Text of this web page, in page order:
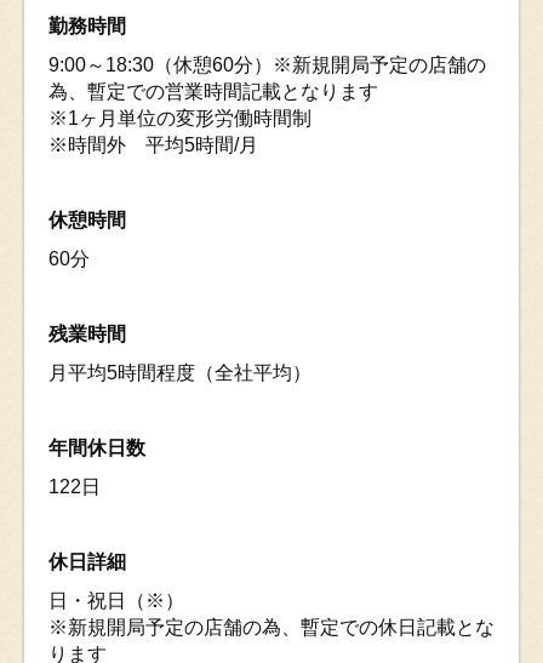
勤務時間
9:00～18:30（休憩60分）※新規開局予定の店舗の
為、暫定での営業時間記載となります
※1ヶ月単位の変形労働時間制
※時間外 平均5時間/月
休憩時間
60分
残業時間
月平均5時間程度（全社平均）
年間休日数
122日
休日詳細
日・祝日（※）
※新規開局予定の店舗の為、暫定での休日記載とな
ります